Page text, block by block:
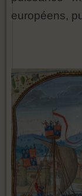
européens,